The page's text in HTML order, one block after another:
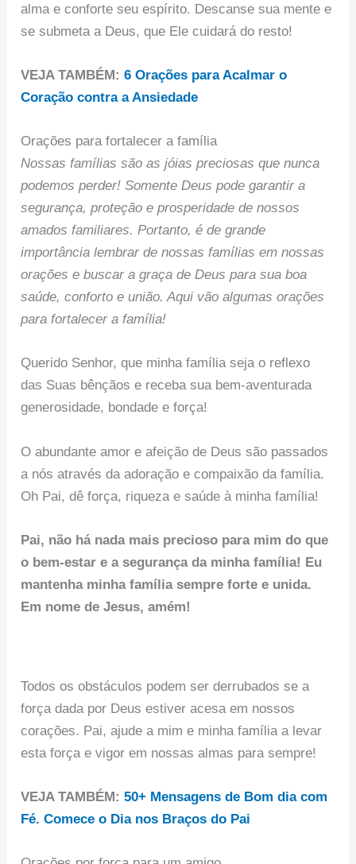
alma e conforte seu espírito. Descanse sua mente e
se submeta a Deus, que Ele cuidará do resto!
VEJA TAMBÉM:6 Orações para Acalmar o
Coração contra a Ansiedade
Orações para fortalecer a família
Nossas famílias são as jóias preciosas que nunca
podemos perder! Somente Deus pode garantir a
segurança, proteção e prosperidade de nossos
amados familiares. Portanto, é de grande
importância lembrar de nossas famílias em nossas
orações e buscar a graça de Deus para sua boa
saúde, conforto e união. Aqui vão algumas orações
para fortalecer a família!
Querido Senhor, que minha família seja o reflexo
das Suas bênçãos e receba sua bem-aventurada
generosidade, bondade e força!
O abundante amor e afeição de Deus são passados
a nós através da adoração e compaixão da família.
Oh Pai, dê força, riqueza e saúde à minha família!
Pai, não há nada mais precioso para mim do que
o bem-estar e a segurança da minha família! Eu
mantenha minha família sempre forte e unida.
Em nome de Jesus, amém!
Todos os obstáculos podem ser derrubados se a
força dada por Deus estiver acesa em nossos
corações. Pai, ajude a mim e minha família a levar
esta força e vigor em nossas almas para sempre!
VEJA TAMBÉM:50+ Mensagens de Bom dia com
Fé. Comece o Dia nos Braços do Pai